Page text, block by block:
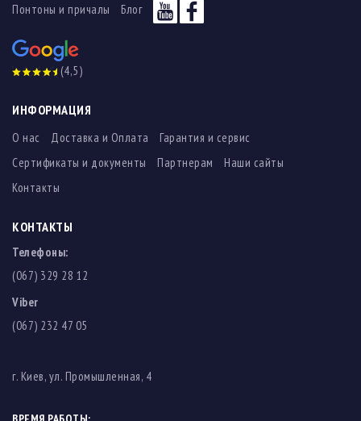
Понтоны и причалы Блог
(4,5)
ИНФОРМАЦИЯ
О нас Доставка и Оплата
Гарантия и сервис
Сертификаты и документы
Партнерам
Наши сайты
Контакты
КОНТАКТЫ
Телефоны:
(067) 329 28 12
Viber
(067) 232 47 05
г. Киев, ул. Промышленная, 4